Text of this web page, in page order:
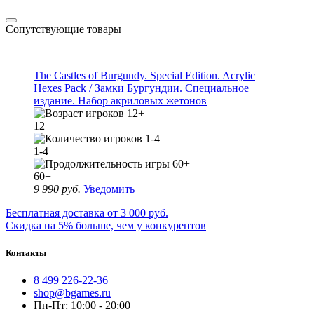
Сопутствующие товары
The Castles of Burgundy. Special Edition. Acrylic
Hexes Pack / Замки Бургундии. Специальное
издание. Набор акриловых жетонов
12+
1-4
60+
9 990 руб. Уведомить
Бесплатная доставка от 3 000 руб.
Скидка на 5% больше, чем у конкурентов
Контакты
8 499 226-22-36
shop@bgames.ru
Пн-Пт: 10:00 - 20:00